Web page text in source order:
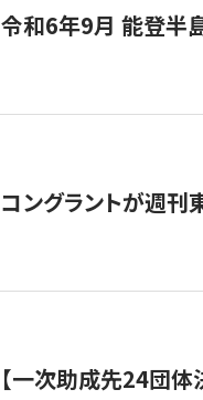
令和6年9月 能登半
コングラントが週刊
【一次助成先24団